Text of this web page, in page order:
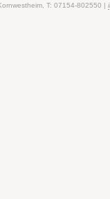
T: 07154-802550 |